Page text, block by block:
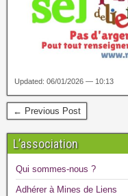
Updated: 06/01/2026 — 10:13
← Previous Post
L’association
Qui sommes-nous ?
Adhérer à Mines de Liens